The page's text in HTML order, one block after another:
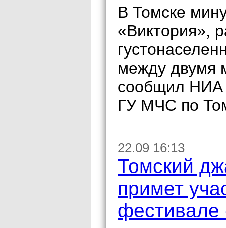
В Томске
«Виктория»,
между двумя
сообщил НИА
ГУ МЧС по
22.09 16:13
Томский
примет